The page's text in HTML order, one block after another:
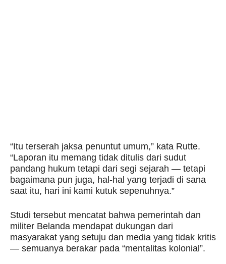
“Itu terserah jaksa penuntut umum,” kata Rutte.
“Laporan itu memang tidak ditulis dari sudut
pandang hukum tetapi dari segi sejarah — tetapi
bagaimana pun juga, hal-hal yang terjadi di sana
saat itu, hari ini kami kutuk sepenuhnya.”
Studi tersebut mencatat bahwa pemerintah dan
militer Belanda mendapat dukungan dari
masyarakat yang setuju dan media yang tidak kritis
— semuanya berakar pada “mentalitas kolonial”.